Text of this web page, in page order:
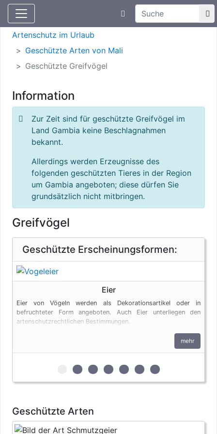
Aktuelle Meldungen
Suchtexteingabe
Artenschutz
Artenschutz im Urlaub
Geschützte Arten von Mali
Geschützte Greifvögel
Information
Zur Zeit sind für geschützte Greifvögel im
Land Gambia keine Beschlagnahmen
bekannt.
Allerdings werden Erzeugnisse des
folgenden geschützten Tieres in der Region
um Gambia angeboten; diese dürfen Sie
grundsätzlich nicht mitbringen.
Greifvögel
Geschützte Erscheinungsformen:
Eier
Eier von Vögeln werden als Dekorationsartikel oder in
befruchteter Form angeboten. Auch Eier unterliegen den
artenschutzrechtlichen Bestimmungen.
mehr
zur 1. geschützten Erscheinungsform (Eier)
zur 2. geschützten Erscheinungsform
zur 3. geschützten
zur 4. geschützten
zur 5. geschützten
zur 6. geschützten
zur 7.
Geschützte Arten